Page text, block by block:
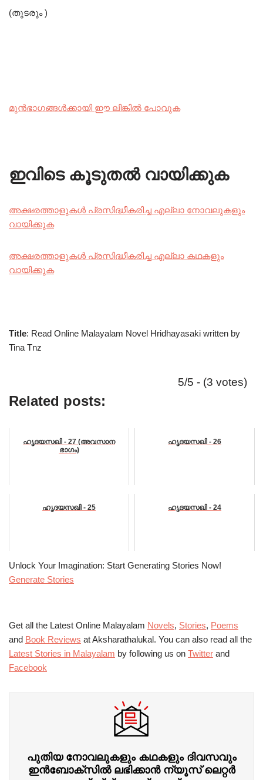
(തുടരും )
മുൻഭാഗങ്ങൾക്കായി ഈ ലിങ്കിൽ പോവുക
ഇവിടെ കൂടുതൽ വായിക്കുക
അക്ഷരത്താളുകൾ പ്രസിദ്ധീകരിച്ച എല്ലാ നോവലുകളും
വായിക്കുക
അക്ഷരത്താളുകൾ പ്രസിദ്ധീകരിച്ച എല്ലാ കഥകളും
വായിക്കുക
Title: Read Online Malayalam Novel Hridhayasaki written by
Tina Tnz
5/5 - (3 votes)
Related posts:
ഹൃദയസഖി - 27 (അവസാന
ഭാഗം)
ഹൃദയസഖി - 26
ഹൃദയസഖി - 25 ഹൃദയസഖി - 24
Unlock Your Imagination: Start Generating Stories Now!
Generate Stories
Get all the Latest Online Malayalam Novels, Stories, Poems
and Book Reviews at Aksharathalukal. You can also read all the
Latest Stories in Malayalam by following us on Twitter and
Facebook
പുതിയ നോവലുകളും കഥകളും ദിവസവും
ഇന്‍ബോക്‌സില്‍ ലഭിക്കാന്‍ ന്യൂസ് ലെറ്റർ